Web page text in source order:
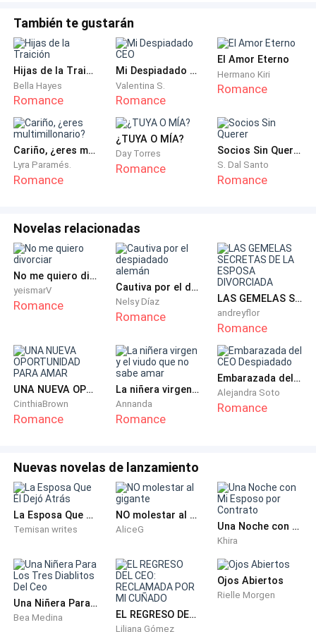
quiere, Busy lo recupera.
—Por favor, hoy me pagan y… Señor Busy, le voy a dar
su dinero—dijo ella.
El tipo era un hombre de negocios y se movía por
dinero.
—Mira Malak, he esperado dos meses por ese dinero y
—Hoy… Hoy llegará, acabo de hacer un vestido y es
muy caro y me van a pagar se lo prometo.
El sujeto dijo entonces molesto:
Dina, madre de Malak, dijo molesta:
—Mi hija no es una bastarda, es mi hija y si dice algo
ello lo hará.
Busy aceptó de mala gana y Dina se tiró a llorar y
—Malak, lo siento hija, lo siento tanto.
—Saldremos adelante… Es como dices, pasará algo
especial y todo será diferente, tengo fe.
Ella intentó sonreír, pero las cosas iban de mal en
peor. Dina siempre fue una mujer fantasiosa y
También te gustarán
Hijas de la Traición
Bella Hayes
Romance
Mi Despiadado CEO
Valentina S.
Romance
El Amor Eterno
Hermano Kiri
Romance
Cariño, ¿eres multimillonario?
Lyra Paramés.
Romance
¿TUYA O MÍA?
Day Torres
Romance
Socios Sin Querer
S. Dal Santo
Romance
Novelas relacionadas
No me quiero divorciar
yeismarV
Romance
Cautiva por el despiadado alemán
Nelsy Díaz
Romance
LAS GEMELAS SECRETAS DE LA ESPOSA DIVORCIADA
andreyflor
Romance
UNA NUEVA OPORTUNIDAD PARA AMAR
CinthiaBrown
Romance
La niñera virgen y el viudo que no sabe amar
Annanda
Romance
Embarazada del CEO Despiadado
Alejandra Soto
Romance
Nuevas novelas de lanzamiento
La Esposa Que Él Dejó Atrás
Temisan writes
NO molestar al gigante
AliceG Una Noche con Mi Esposo por Contrato
Khira
Una Niñera Para Los Tres Diablitos Del Ceo
Bea Medina EL REGRESO DEL CEO: RECLAMADA POR MI CUÑADO
Liliana Gómez
Ojos Abiertos
Rielle Morgen